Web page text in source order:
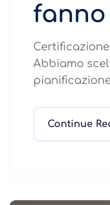
fanno
Abbiamo
Continue